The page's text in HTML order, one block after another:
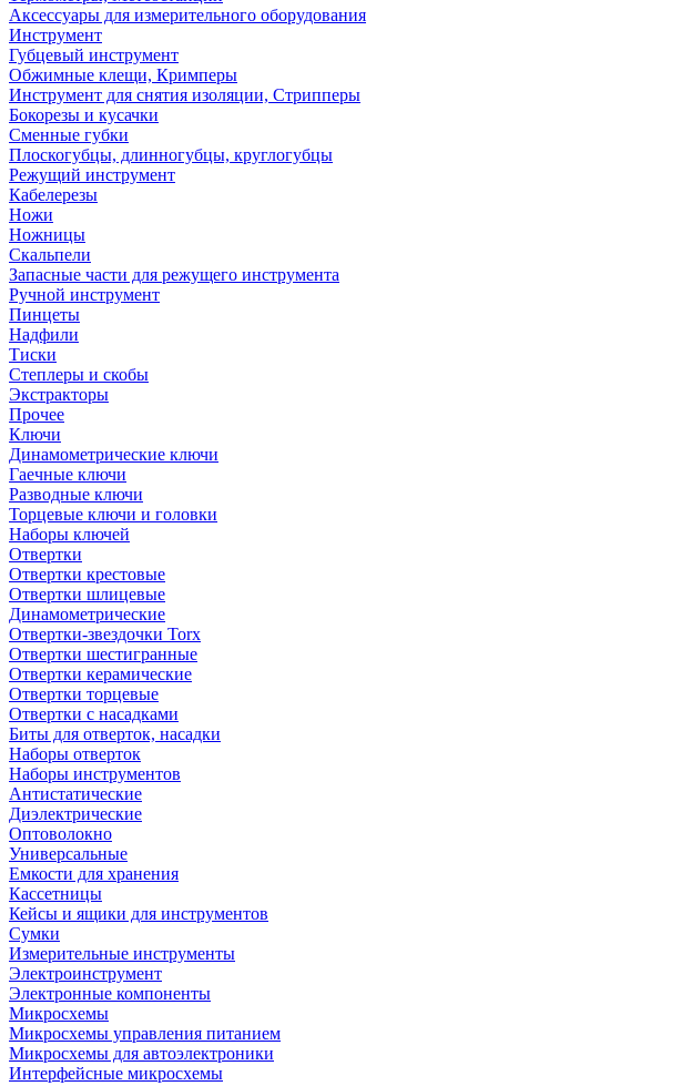
Аксессуары для измерительного оборудования
Инструмент
Губцевый инструмент
Обжимные клещи, Кримперы
Инструмент для снятия изоляции, Стрипперы
Бокорезы и кусачки
Сменные губки
Плоскогубцы, длинногубцы, круглогубцы
Режущий инструмент
Кабелерезы
Ножи
Ножницы
Скальпели
Запасные части для режущего инструмента
Ручной инструмент
Пинцеты
Надфили
Тиски
Степлеры и скобы
Экстракторы
Прочее
Ключи
Динамометрические ключи
Гаечные ключи
Разводные ключи
Торцевые ключи и головки
Наборы ключей
Отвертки
Отвертки крестовые
Отвертки шлицевые
Динамометрические
Отвертки-звездочки Torx
Отвертки шестигранные
Отвертки керамические
Отвертки торцевые
Отвертки с насадками
Биты для отверток, насадки
Наборы отверток
Наборы инструментов
Антистатические
Диэлектрические
Оптоволокно
Универсальные
Емкости для хранения
Кассетницы
Кейсы и ящики для инструментов
Сумки
Измерительные инструменты
Электроинструмент
Электронные компоненты
Микросхемы
Микросхемы управления питанием
Микросхемы для автоэлектроники
Интерфейсные микросхемы